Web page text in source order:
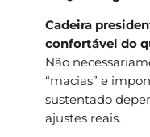
Cadeira
confortável do
Não
“macias” e
sustentado
ajustes reais.